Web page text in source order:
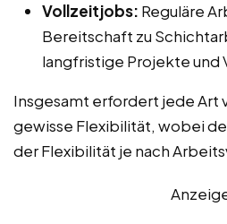
Vollzeitjobs: Reguläre
Bereitschaft zu
langfristige Projekte und
Insgesamt erfordert jede Art
gewisse Flexibilität, wobei
der Flexibilität je nach